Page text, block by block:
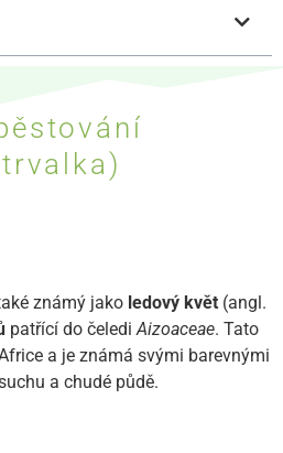
známý jako ledový květ (angl.
patřící do čelediAizoaceae. Tato
a je známá svými barevnými
a chudé půdě.